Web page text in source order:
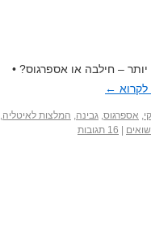
– חילבה או אספרגוס? •
←
, אספרגוס, גבינה, המלצות לאיטליה,
16 תגובות